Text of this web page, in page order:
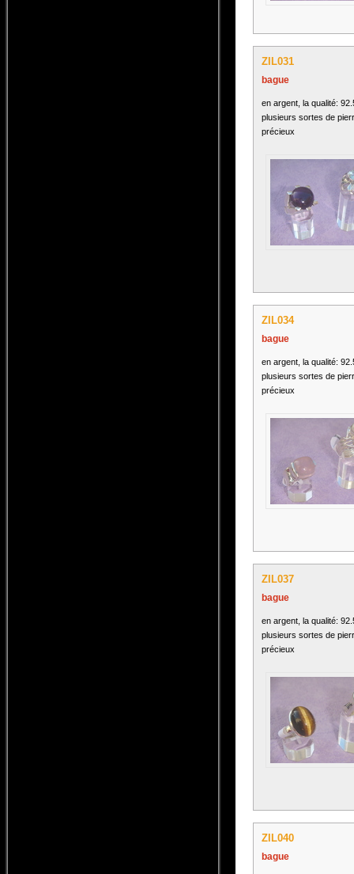
ZIL031
bague
en argent, la qualité:
plusieurs sortes de
précieux
ZIL034
bague
en argent, la qualité:
plusieurs sortes de
précieux
ZIL037
bague
en argent, la qualité:
plusieurs sortes de
précieux
ZIL040
bague